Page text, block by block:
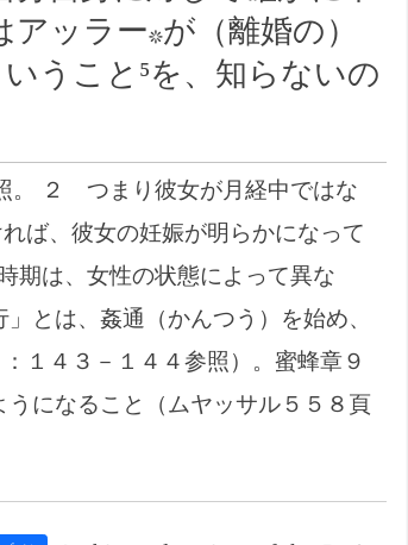
ッラー*が（離婚の）
うこと⁵を、知らないの
。 ２ つまり彼女が月経中ではな
ば、彼女の妊娠が明らかになって
は、女性の状態によって異な
とは、姦通（かんつう）を始め、
１４３－１４４参照）。蜜蜂章９
になること（ムヤッサル５５８頁